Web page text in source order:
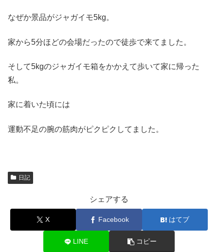
なぜか景品がジャガイモ5kg。
家から5分ほどの会場だったので徒歩で来てました。
そして5kgのジャガイモ箱をかかえて歩いて家に帰った
私。
家に着いた頃には
運動不足の腕の筋肉がピクピクしてました。
日記
シェアする
X Facebook はてブ
LINE コピー